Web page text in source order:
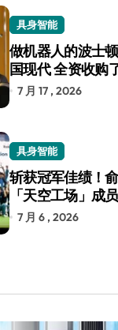
具身智能
做机器人的波士
国现代 全资收购
7 月 17 , 2026
具身智能
斩获冠军佳绩！
「天空工场」成
RoboCup 机器人
7 月 6 , 2026